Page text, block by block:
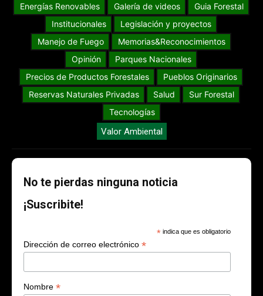
Energías Renovables
Galería de videos
Guia Forestal
Institucionales
Legislación y proyectos
Manejo de Fuego
Memorias&Reconocimientos
Opinión
Parques Nacionales
Precios de Productos Forestales
Pueblos Originarios
Reservas Naturales Privadas
Salud
Sur Forestal
Tecnologías
Valor Ambiental
No te pierdas ninguna noticia
¡Suscribite!
* indica que es obligatorio
Dirección de correo electrónico *
Nombre *